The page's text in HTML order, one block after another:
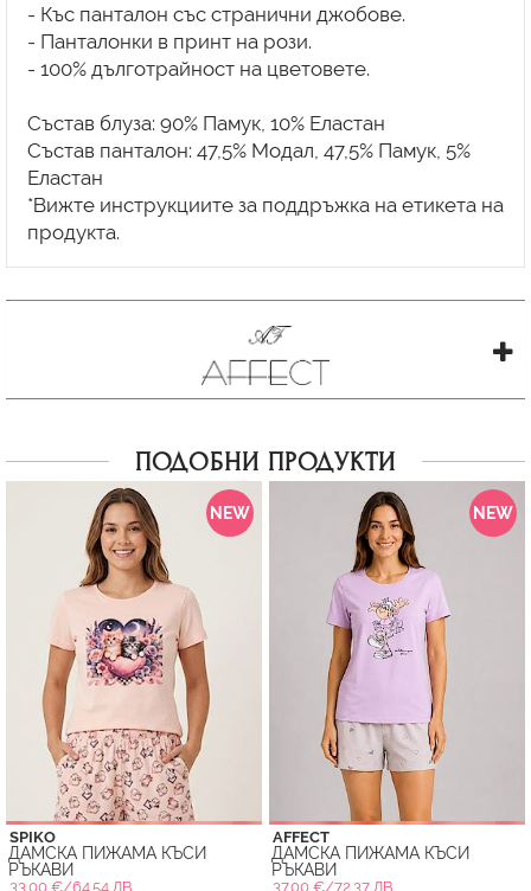
- Къс панталон със странични джобове.
- Панталонки в принт на рози.
- 100% дълготрайност на цветовете.
Състав блуза: 90% Памук, 10% Еластан
Състав панталон: 47,5% Модал, 47,5% Памук, 5%
Еластан
*Вижте инструкциите за поддръжка на етикета на
ПОДОБНИ ПРОДУКТИ
NEW
SPIKO
ДАМСКА ПИЖАМА КЪСИ
РЪКАВИ
33.00 €/64.54 ЛВ.
NEW
AFFECT
ДАМСКА ПИЖАМА КЪСИ
РЪКАВИ
37.00 €/72.37 ЛВ.